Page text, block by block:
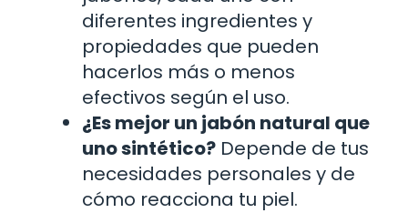
diferentes ingredientes y
propiedades que pueden
hacerlos más o menos
efectivos según el uso.
¿Es mejor un jabón natural que
uno sintético? Depende de tus
necesidades personales y de
cómo reacciona tu piel.